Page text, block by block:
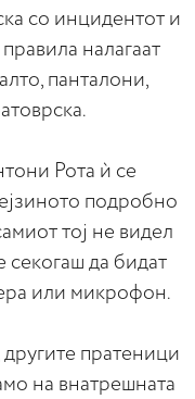
со инцидентот и
налагаат
панталони,
Рота ѝ се
подробно
тој не видел
секогаш да бидат
или микрофон.
пратеници
на внатрешната